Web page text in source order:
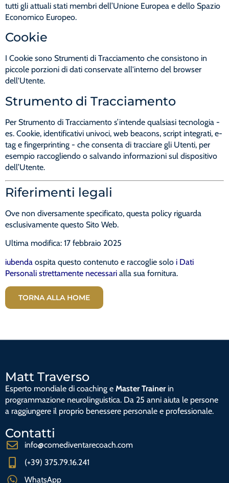
tutti gli attuali stati membri dell’Unione Europea e dello Spazio
Economico Europeo.
Cookie
I Cookie sono Strumenti di Tracciamento che consistono in
piccole porzioni di dati conservate all'interno del browser
dell'Utente.
Strumento di Tracciamento
Per Strumento di Tracciamento s’intende qualsiasi tecnologia -
es. Cookie, identificativi univoci, web beacons, script integrati, e-
tag e fingerprinting - che consenta di tracciare gli Utenti, per
esempio raccogliendo o salvando informazioni sul dispositivo
dell’Utente.
Riferimenti legali
Ove non diversamente specificato, questa policy riguarda
esclusivamente questo Sito Web.
Ultima modifica: 17 febbraio 2025
iubenda ospita questo contenuto e raccoglie solo i Dati
Personali strettamente necessari alla sua fornitura.
TORNA ALLA HOME
Matt Traverso
Esperto mondiale di coaching e Master Trainerin
programmazione neurolinguistica. Da 25 anni aiuta le persone
a raggiungere il proprio benessere personale e professionale.
Contatti
info@comediventarecoach.com
(+39) 375.79.16.241
WhatsApp